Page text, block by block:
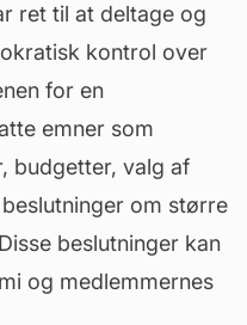
ret til at deltage og
kontrol over
for en
emner som
budgetter, valg af
om større
beslutninger kan
og medlemmernes